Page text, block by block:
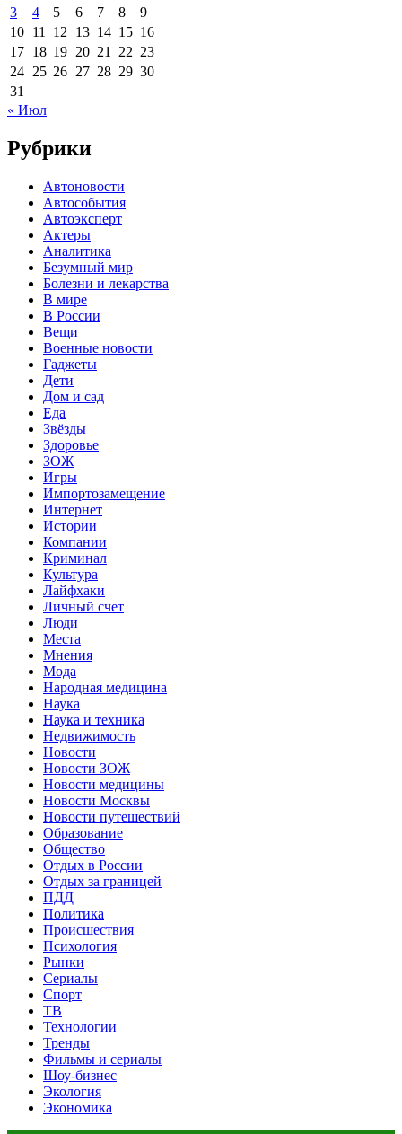
3
4 5 6 7 8
9
10 11 12 13 14 15 16
17 18 19 20 21 22 23
24 25 26 27 28 29 30
31
« Июл
Рубрики
Автоновости
Автособытия
Автоэксперт
Актеры
Аналитика
Безумный мир
Болезни и лекарства
В мире
В России
Вещи
Военные новости
Гаджеты
Дети
Дом и сад
Еда
Звёзды
Здоровье
ЗОЖ
Игры
Импортозамещение
Интернет
Истории
Компании
Криминал
Культура
Лайфхаки
Личный счет
Люди
Места
Мнения
Мода
Народная медицина
Наука
Наука и техника
Недвижимость
Новости
Новости ЗОЖ
Новости медицины
Новости Москвы
Новости путешествий
Образование
Общество
Отдых в России
Отдых за границей
ПДД
Политика
Происшествия
Психология
Рынки
Сериалы
Спорт
ТВ
Технологии
Тренды
Фильмы и сериалы
Шоу-бизнес
Экология
Экономика